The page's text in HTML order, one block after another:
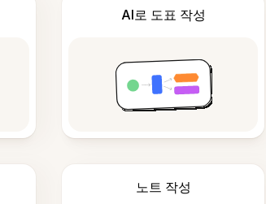
AI로 도표 작성
노트 작성